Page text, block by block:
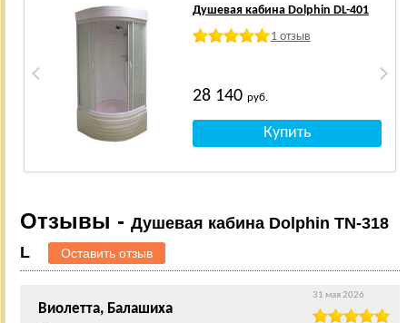
Душевая кабина Dolphin DL-401
1 отзыв
28 140 руб.
Отзывы - Душевая кабина Dolphin TN-318
L
Оставить отзыв
Виолетта, Балашиха
31 мая 2026